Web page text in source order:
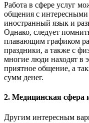
Работа в сфере услуг
общения с интересными
иностранный язык и
Однако, следует
плавающим графиком
праздники, а также с
многие люди находят в
приятное общение, а
сумм денег.
2. Медицинская сфера
Другим интересным